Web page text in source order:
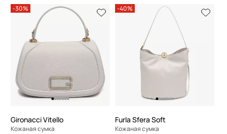
-30%
Gironacci Vitello
Кожаная сумка
-40%
Furla Sfera Soft
Кожаная сумка